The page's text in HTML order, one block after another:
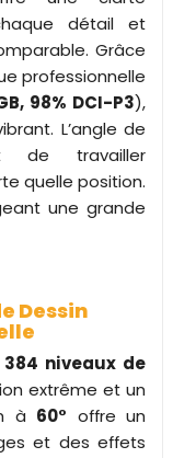
détail et
Grâce
professionnelle
98% DCI-P3),
L’angle de
de travailler
quelle position.
une grande
Dessin
384 niveaux de
extrême et un
à 60° offre un
et des effets